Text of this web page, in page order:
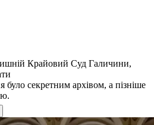
Крайовий Суд Галичини,
секретним архівом, а пізніше